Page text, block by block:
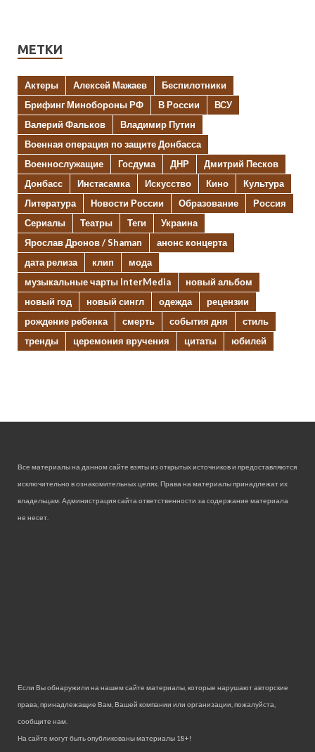
МЕТКИ
Актеры Алексей Мажаев
Беспилотники
Брифинг Минобороны РФ
В России
ВСУ
Валерий Фальков
Владимир Путин
Военная операция по защите Донбасса
Военнослужащие
Госдума ДНР
Дмитрий Песков
Донбасс
Инстасамка Искусство Кино
Культура
Литература
Новости России Образование
Россия
Сериалы
Театры Теги
Украина
Ярослав Дронов / Shaman
анонс концерта
дата релиза
клип
мода
музыкальные чарты InterMedia
новый альбом
новый год
новый сингл одежда
рецензии
рождение ребенка
смерть события дня
стиль
тренды
церемония вручения цитаты юбилей
Все материалы на данном сайте взяты из открытых источников и предоставляются
исключительно в ознакомительных целях. Права на материалы принадлежат их
владельцам. Администрация сайта ответственности за содержание материала
не несет.
Если Вы обнаружили на нашем сайте материалы, которые нарушают авторские
права, принадлежащие Вам, Вашей компании или организации, пожалуйста,
сообщите нам.
На сайте могут быть опубликованы материалы 18+!